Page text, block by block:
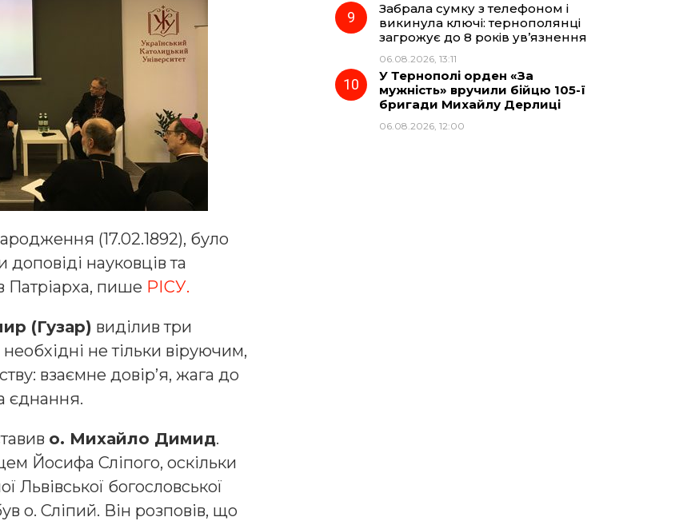
(17.02.1892), було
науковців та
Патріарха, пише РІСУ.
(Гузар) виділив три
не тільки віруючим,
взаємне довір’я, жага до
єднання.
о. Михайло Димид.
Йосифа Сліпого, оскільки
Львівської богословської
о. Сліпий. Він розповів, що
Забрала сумку з телефоном і
викинула ключі: тернополянці
загрожує до 8 років ув’язнення
06.08.2026, 13:11
У Тернополі орден «За
мужність» вручили бійцю 105-ї
бригади Михайлу Дерлиці
06.08.2026, 12:00